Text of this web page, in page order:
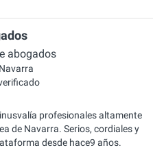
abogados
profesionales altamente
de Navarra. Serios, cordiales y
desde hace9 años.